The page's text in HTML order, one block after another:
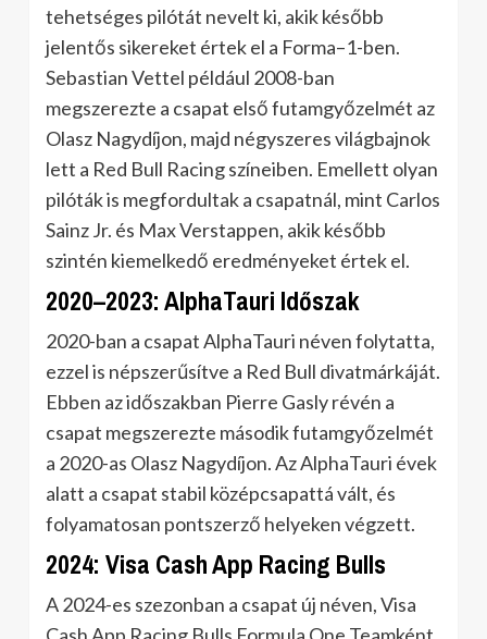
tehetséges pilótát nevelt ki, akik később
jelentős sikereket értek el a Forma–1-ben.
Sebastian Vettel például 2008-ban
megszerezte a csapat első futamgyőzelmét az
Olasz Nagydíjon, majd négyszeres világbajnok
lett a Red Bull Racing színeiben. Emellett olyan
pilóták is megfordultak a csapatnál, mint Carlos
Sainz Jr. és Max Verstappen, akik később
szintén kiemelkedő eredményeket értek el.
2020–2023: AlphaTauri Időszak
2020-ban a csapat AlphaTauri néven folytatta,
ezzel is népszerűsítve a Red Bull divatmárkáját.
Ebben az időszakban Pierre Gasly révén a
csapat megszerezte második futamgyőzelmét
a 2020-as Olasz Nagydíjon. Az AlphaTauri évek
alatt a csapat stabil középcsapattá vált, és
folyamatosan pontszerző helyeken végzett.
2024: Visa Cash App Racing Bulls
A 2024-es szezonban a csapat új néven, Visa